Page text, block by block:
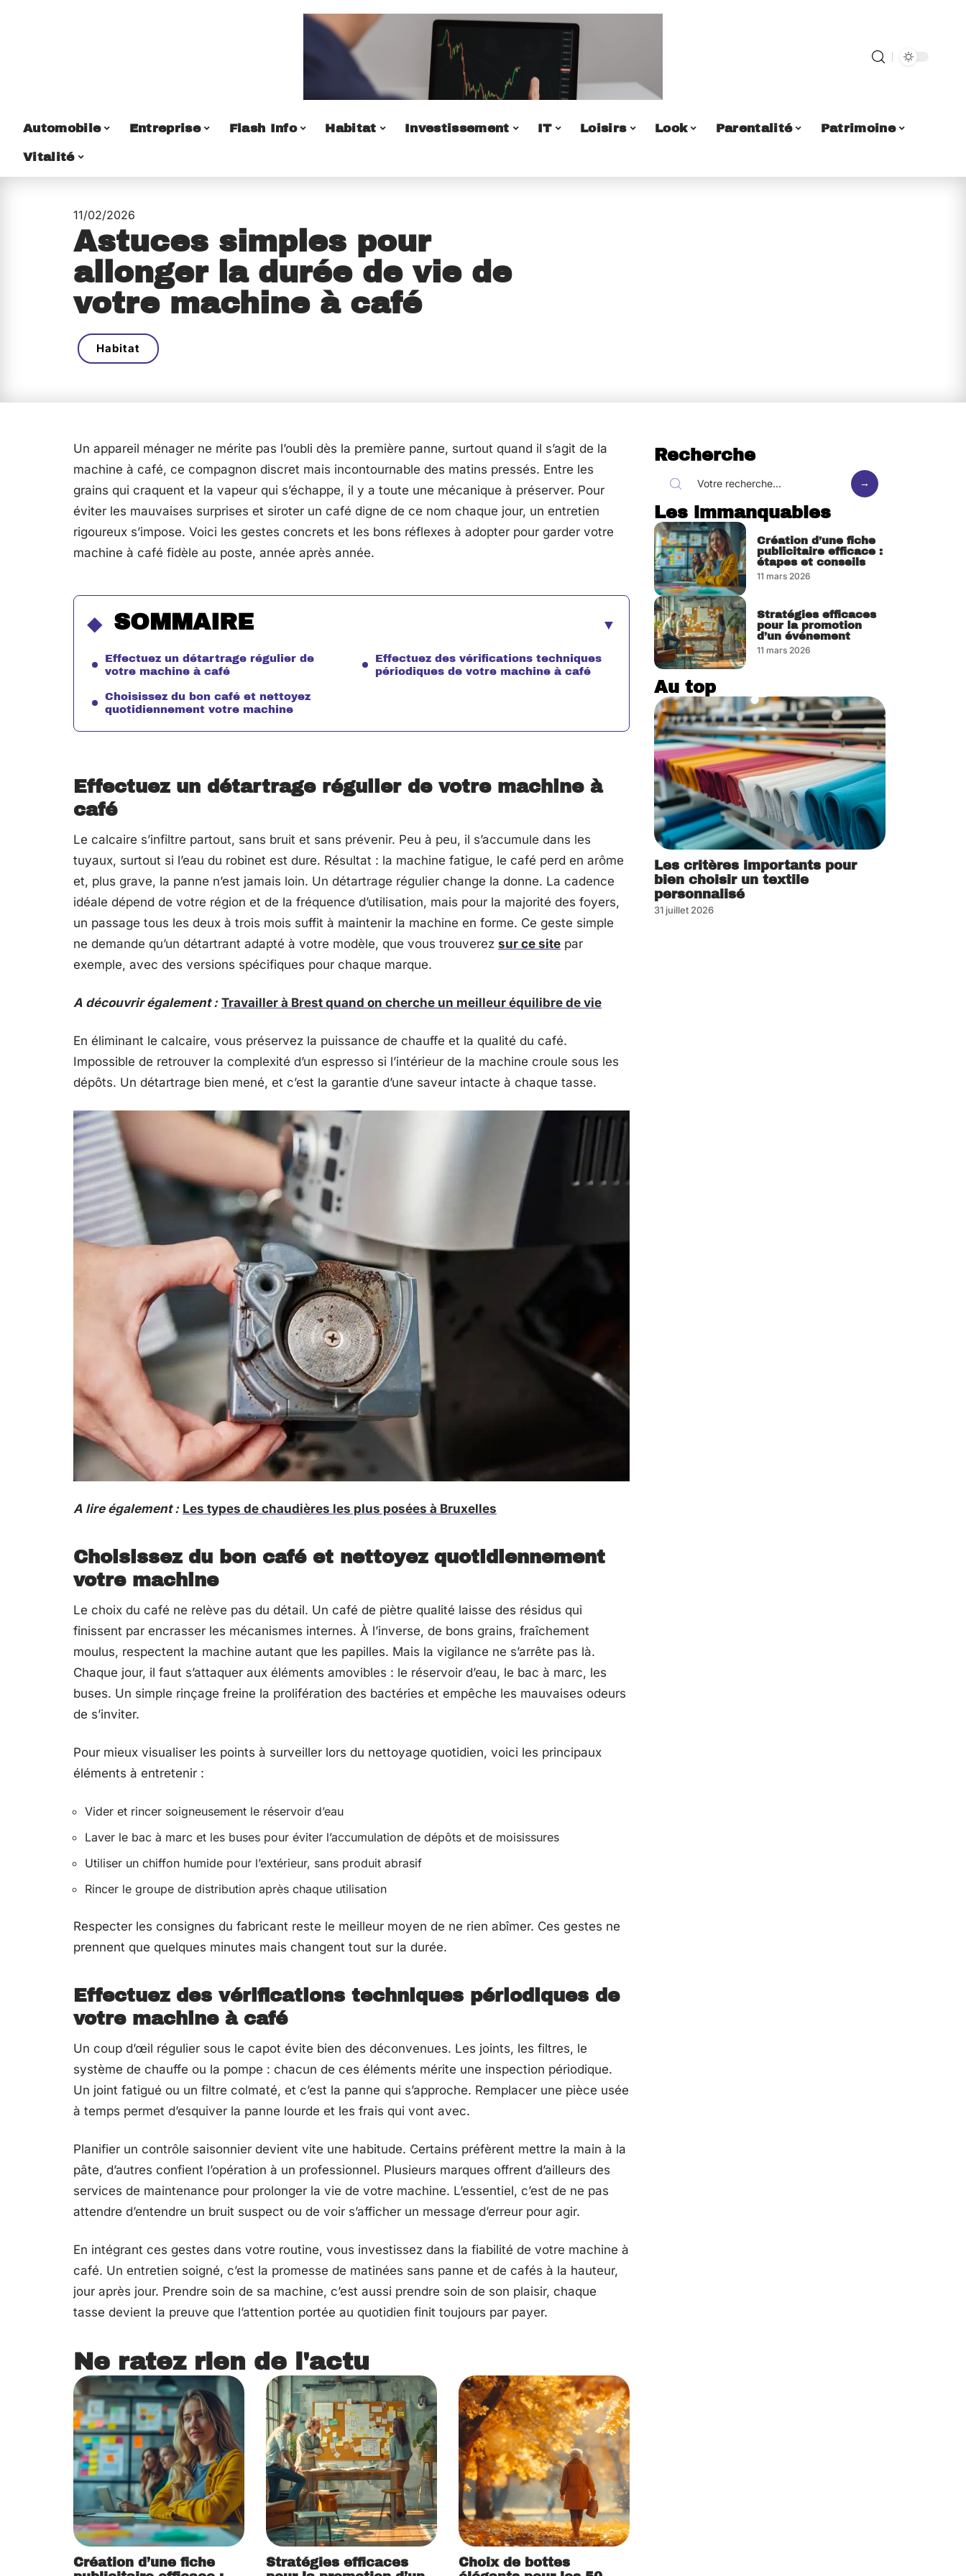
Automobile Entreprise Flash Info Habitat Investissement IT Loisirs Look Parentalité Patrimoine
Vitalité
11/02/2026
Astuces simples pour
allonger la durée de vie de
votre machine à café
Habitat
Un appareil ménager ne mérite pas l’oubli dès la première panne, surtout quand il s’agit de la
machine à café, ce compagnon discret mais incontournable des matins pressés. Entre les
grains qui craquent et la vapeur qui s’échappe, il y a toute une mécanique à préserver. Pour
éviter les mauvaises surprises et siroter un café digne de ce nom chaque jour, un entretien
rigoureux s’impose. Voici les gestes concrets et les bons réflexes à adopter pour garder votre
machine à café fidèle au poste, année après année.
SOMMAIRE
Effectuez un détartrage régulier de
votre machine à café
Choisissez du bon café et nettoyez
quotidiennement votre machine
Effectuez des vérifications techniques
périodiques de votre machine à café
Effectuez un détartrage régulier de votre machine à
café
Le calcaire s’infiltre partout, sans bruit et sans prévenir. Peu à peu, il s’accumule dans les
tuyaux, surtout si l’eau du robinet est dure. Résultat : la machine fatigue, le café perd en arôme
et, plus grave, la panne n’est jamais loin. Un détartrage régulier change la donne. La cadence
idéale dépend de votre région et de la fréquence d’utilisation, mais pour la majorité des foyers,
un passage tous les deux à trois mois suffit à maintenir la machine en forme. Ce geste simple
ne demande qu’un détartrant adapté à votre modèle, que vous trouverez sur ce site par
exemple, avec des versions spécifiques pour chaque marque.
A découvrir également : Travailler à Brest quand on cherche un meilleur équilibre de vie
En éliminant le calcaire, vous préservez la puissance de chauffe et la qualité du café.
Impossible de retrouver la complexité d’un espresso si l’intérieur de la machine croule sous les
dépôts. Un détartrage bien mené, et c’est la garantie d’une saveur intacte à chaque tasse.
A lire également : Les types de chaudières les plus posées à Bruxelles
Choisissez du bon café et nettoyez quotidiennement
votre machine
Le choix du café ne relève pas du détail. Un café de piètre qualité laisse des résidus qui
finissent par encrasser les mécanismes internes. À l’inverse, de bons grains, fraîchement
moulus, respectent la machine autant que les papilles. Mais la vigilance ne s’arrête pas là.
Chaque jour, il faut s’attaquer aux éléments amovibles : le réservoir d’eau, le bac à marc, les
buses. Un simple rinçage freine la prolifération des bactéries et empêche les mauvaises odeurs
de s’inviter.
Pour mieux visualiser les points à surveiller lors du nettoyage quotidien, voici les principaux
éléments à entretenir :
Vider et rincer soigneusement le réservoir d’eau
Laver le bac à marc et les buses pour éviter l’accumulation de dépôts et de moisissures
Utiliser un chiffon humide pour l’extérieur, sans produit abrasif
Rincer le groupe de distribution après chaque utilisation
Respecter les consignes du fabricant reste le meilleur moyen de ne rien abîmer. Ces gestes ne
prennent que quelques minutes mais changent tout sur la durée.
Effectuez des vérifications techniques périodiques de
votre machine à café
Un coup d’œil régulier sous le capot évite bien des déconvenues. Les joints, les filtres, le
système de chauffe ou la pompe : chacun de ces éléments mérite une inspection périodique.
Un joint fatigué ou un filtre colmaté, et c’est la panne qui s’approche. Remplacer une pièce usée
à temps permet d’esquiver la panne lourde et les frais qui vont avec.
Planifier un contrôle saisonnier devient vite une habitude. Certains préfèrent mettre la main à la
pâte, d’autres confient l’opération à un professionnel. Plusieurs marques offrent d’ailleurs des
services de maintenance pour prolonger la vie de votre machine. L’essentiel, c’est de ne pas
attendre d’entendre un bruit suspect ou de voir s’afficher un message d’erreur pour agir.
En intégrant ces gestes dans votre routine, vous investissez dans la fiabilité de votre machine à
café. Un entretien soigné, c’est la promesse de matinées sans panne et de cafés à la hauteur,
jour après jour. Prendre soin de sa machine, c’est aussi prendre soin de son plaisir, chaque
tasse devient la preuve que l’attention portée au quotidien finit toujours par payer.
Ne ratez rien de l'actu
Création d’une fiche
Stratégies efficaces
Choix de bottes
Recherche
Les immanquables
Création d’une fiche
publicitaire efficace :
étapes et conseils
11 mars 2026
Stratégies efficaces
pour la promotion
d’un événement
11 mars 2026
Au top
Les critères importants pour
bien choisir un textile
personnalisé
31 juillet 2026